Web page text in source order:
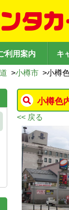
利用案内 キ
>小樽市 >小樽
小樽色
<< 戻る